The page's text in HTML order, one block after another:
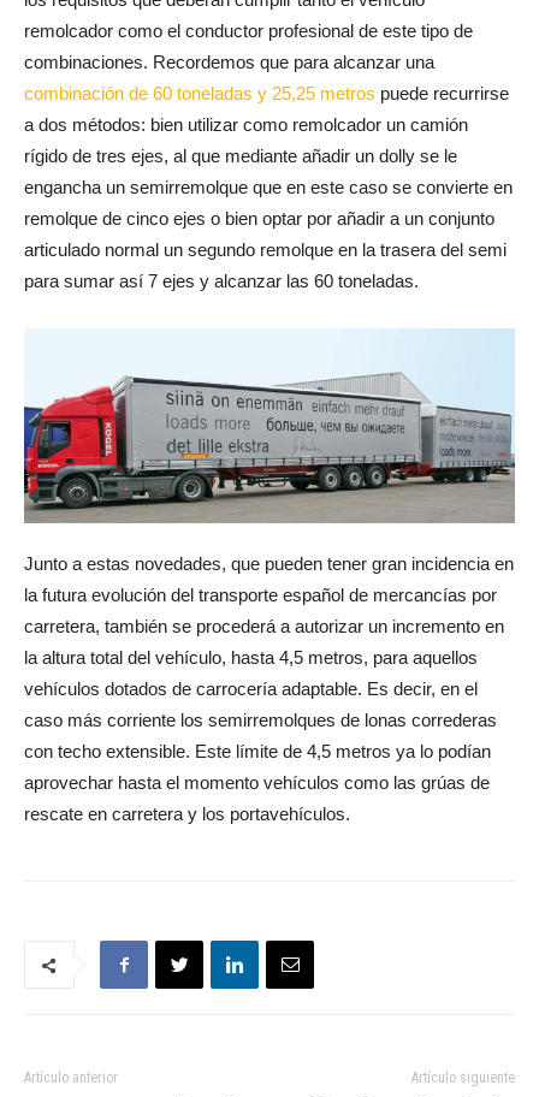
remolcador como el conductor profesional de este tipo de
combinaciones. Recordemos que para alcanzar una
combinación de 60 toneladas y 25,25 metros puede recurrirse
a dos métodos: bien utilizar como remolcador un camión
rígido de tres ejes, al que mediante añadir un dolly se le
engancha un semirremolque que en este caso se convierte en
remolque de cinco ejes o bien optar por añadir a un conjunto
articulado normal un segundo remolque en la trasera del semi
para sumar así 7 ejes y alcanzar las 60 toneladas.
Junto a estas novedades, que pueden tener gran incidencia en
la futura evolución del transporte español de mercancías por
carretera, también se procederá a autorizar un incremento en
la altura total del vehículo, hasta 4,5 metros, para aquellos
vehículos dotados de carrocería adaptable. Es decir, en el
caso más corriente los semirremolques de lonas correderas
con techo extensible. Este límite de 4,5 metros ya lo podían
aprovechar hasta el momento vehículos como las grúas de
rescate en carretera y los portavehículos.
Artículo anterior Artículo siguiente